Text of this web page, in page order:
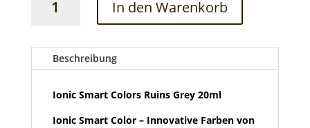
Smart
Menge
In den Warenkorb
Beschreibung
Ionic Smart Colors Ruins Grey 20ml
Ionic Smart Color – Innovative Farben von